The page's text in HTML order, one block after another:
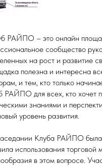
РАЙПО – это онлайн
сообщество
на рост и развитие
полезна и интересна
и тем, кто только
РАЙПО для всех, кто хочет
знаниями и
уровень развития.
Клуба РАЙПО была
использования
в этом вопросе.